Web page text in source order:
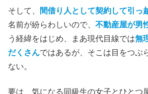
そして、 間借り人として契約して引っ
名前が紛らわしいので、 不動産屋が男
う経緯をはじめ、まあ現代目線では無
だくさんではあるが、そこは目をつぶ
ない。
要は、気になる同級生の女子とひとつ